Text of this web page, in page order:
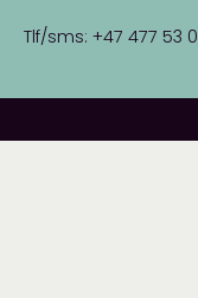
Tlf/sms: +47 477 53